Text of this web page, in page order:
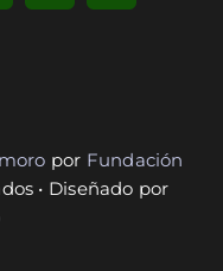
por Fundación
• Diseñado por